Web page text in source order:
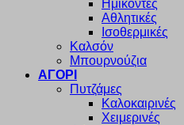
Ημίκοντες
Αθλητικές
Ισοθερμικές
Καλσόν
Μπουρνούζια
ΑΓΟΡΙ
Πυτζάμες
Καλοκαιρινές
Χειμερινές